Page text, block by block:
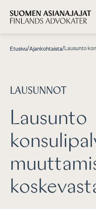
Etusivu/Ajankohtaista/Lausunto
LAUSUNNOT
Lausunto